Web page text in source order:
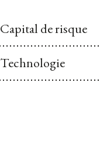
Capital de risque
Technologie